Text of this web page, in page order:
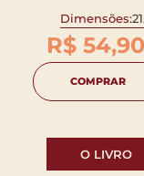
Dimensões:
R$ 54,90
COMPRAR
O LIVRO